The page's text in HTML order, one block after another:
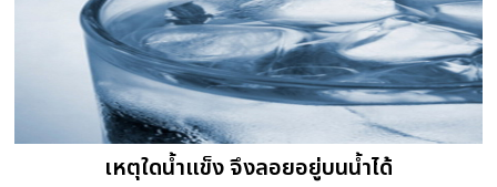
เหตุใดน้ำแข็ง จึงลอยอยู่บนน้ำได้